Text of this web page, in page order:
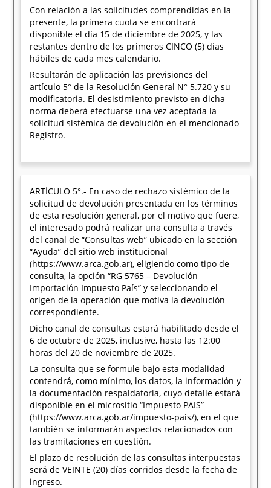
Con relación a las solicitudes comprendidas en la
presente, la primera cuota se encontrará
disponible el día 15 de diciembre de 2025, y las
restantes dentro de los primeros CINCO (5) días
hábiles de cada mes calendario.
Resultarán de aplicación las previsiones del
artículo 5° de la Resolución General N° 5.720 y su
modificatoria. El desistimiento previsto en dicha
norma deberá efectuarse una vez aceptada la
solicitud sistémica de devolución en el mencionado
Registro.
ARTÍCULO 5°.- En caso de rechazo sistémico de la
solicitud de devolución presentada en los términos
de esta resolución general, por el motivo que fuere,
el interesado podrá realizar una consulta a través
del canal de “Consultas web” ubicado en la sección
“Ayuda” del sitio web institucional
(https://www.arca.gob.ar), eligiendo como tipo de
consulta, la opción “RG 5765 – Devolución
Importación Impuesto País” y seleccionando el
origen de la operación que motiva la devolución
correspondiente.
Dicho canal de consultas estará habilitado desde el
6 de octubre de 2025, inclusive, hasta las 12:00
horas del 20 de noviembre de 2025.
La consulta que se formule bajo esta modalidad
contendrá, como mínimo, los datos, la información y
la documentación respaldatoria, cuyo detalle estará
disponible en el micrositio “Impuesto PAIS”
(https://www.arca.gob.ar/impuesto-pais/), en el que
también se informarán aspectos relacionados con
las tramitaciones en cuestión.
El plazo de resolución de las consultas interpuestas
será de VEINTE (20) días corridos desde la fecha de
ingreso.